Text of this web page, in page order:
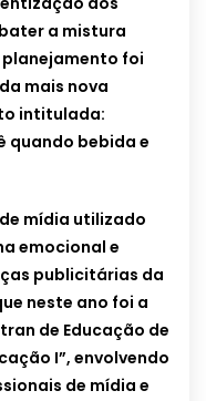
a mistura
foi
mais nova
intitulada:
quando bebida e
mídia utilizado
emocional e
publicitárias da
neste ano foi a
de Educação de
I”, envolvendo
de mídia e